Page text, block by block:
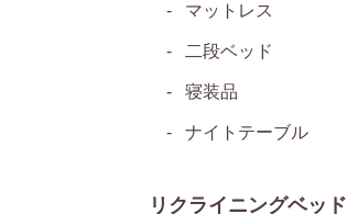
マットレス
二段ベッド
寝装品
ナイトテーブル
リクライニングベッド